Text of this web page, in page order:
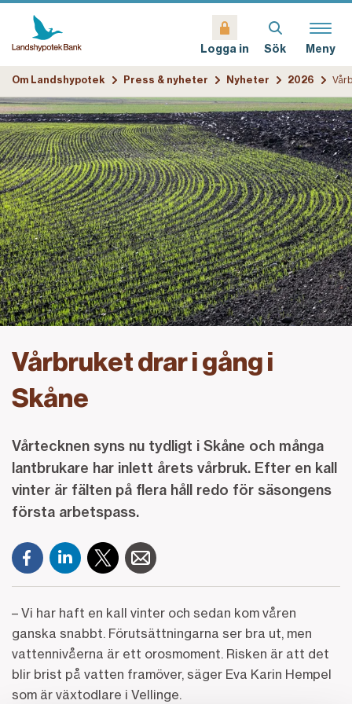
Logga in Sök Meny
Om Landshypotek Press & nyheter Nyheter 2026
Vårbruket drar i gång i
Skåne
Vårtecknen syns nu tydligt i Skåne och många
lantbrukare har inlett årets vårbruk. Efter en kall
vinter är fälten på flera håll redo för säsongens
första arbetspass.
– Vi har haft en kall vinter och sedan kom våren
ganska snabbt. Förutsättningarna ser bra ut, men
vattennivåerna är ett orosmoment. Risken är att det
blir brist på vatten framöver, säger Eva Karin Hempel
som är växtodlare i Vellinge.